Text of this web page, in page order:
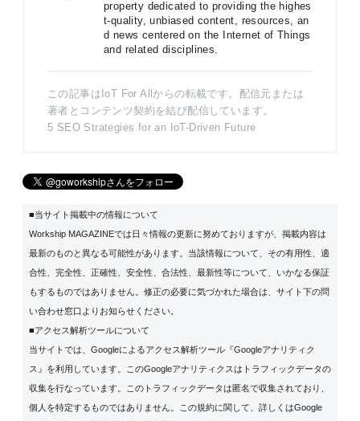
property dedicated to providing the highes
t-quality, unbiased content, resources, an
d news centered on the Internet of Things
and related disciplines.
この記事はIoT For Allからの転載です。配信元または
著者とコンテンツ契約を結び配信しています。
5 SEO Strategies for an IoT-Driven Future
■当サイト掲載中の情報について
Workship MAGAZINEでは日々情報の更新に努めておりますが、掲載内容は
最新のものと異なる可能性があります。当該情報について、その有用性、適
合性、完全性、正確性、安全性、合法性、最新性等について、いかなる保証
もするものではありません。修正の必要に気づかれた場合は、サイト下の問
い合わせ窓口よりお知らせください。
■アクセス解析ツールについて
当サイトでは、Googleによるアクセス解析ツール『Googleアナリティク
ス』を利用しています。このGoogleアナリティクスはトラフィックデータの
収集を行なっています。このトラフィックデータは匿名で収集されており、
個人を特定するものではありません。この規約に関して、詳しくはGoogle